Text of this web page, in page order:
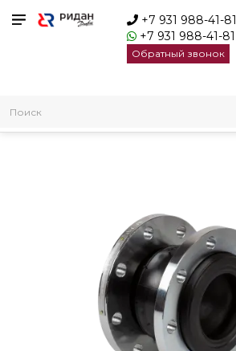
+7 931 988-41-81
+7 931 988-41-81
Обратный звонок
Трубопроводная арматура